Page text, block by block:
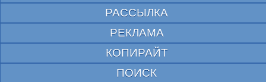
РАССЫЛКА
РЕКЛАМА
КОПИРАЙТ
ПОИСК